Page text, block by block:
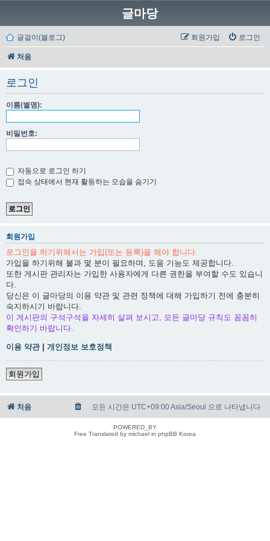
글마당
글걸이(블로그) 로그인
회원가입
처음
로그인
이름(별명):
비밀번호:
자동으로 로그인 하기
접속 상태에서 현재 활동하는 모습을 숨기기
회원가입
로그인을 하기위해서는 가입(또는 등록)을 해야 합니다.
가입을 하기위해 불과 몇 분이 필요하며, 도움 기능도 제공합니다.
또한 게시판 관리자는 가입한 사용자에게 다른 권한을 부여할 수도 있습니
다.
당신은 이 글마당의 이용 약관 및 관련 정책에 대해 가입하기 전에 충분히
숙지하시기 바랍니다.
이 게시판의 구석구석을 자세히 살펴 보시고, 모든 글마당 규칙도 꼼꼼히
확인하기 바랍니다.
이용 약관| 개인정보 보호정책
회원가입
처음 모든 시간은 UTC+09:00 Asia/Seoul 으로 나타냅니다
POWERED_BY
Free Translated by michael in phpBB Korea